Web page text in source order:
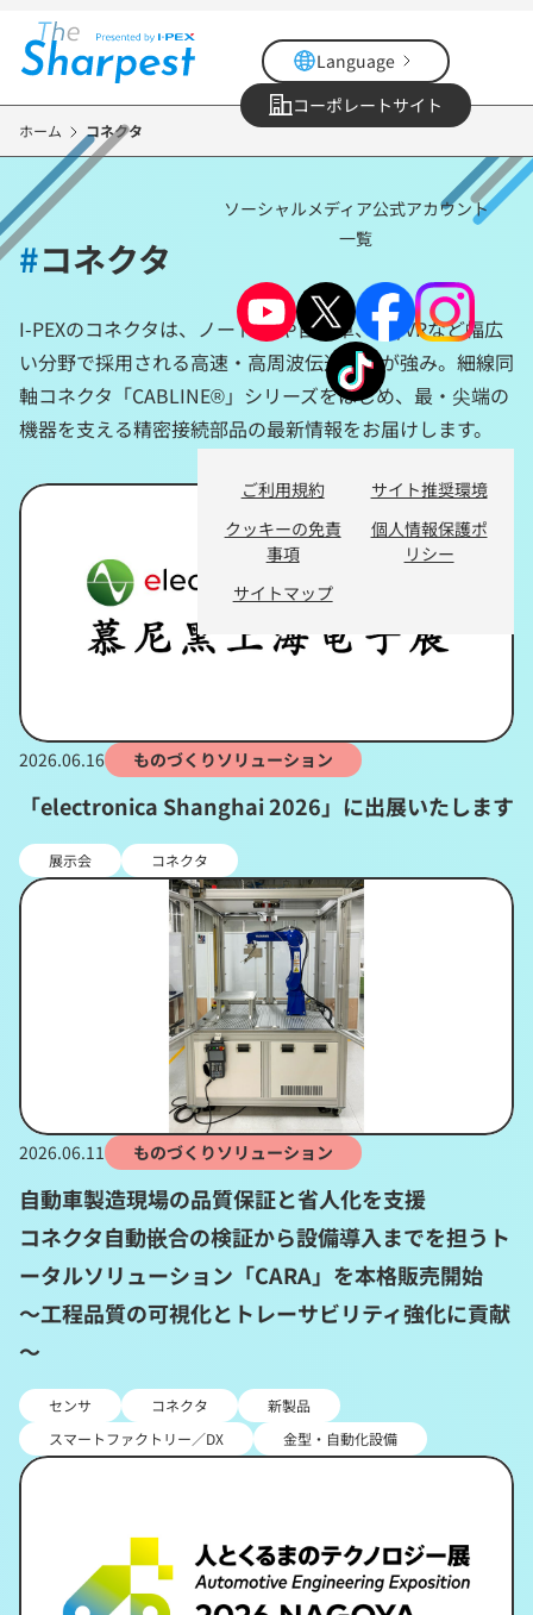
コ
テ
ツ
に
Language
コーポレートサイト
ソーシャルメディア公式アカウント
一覧
ご利用規約
サイト推奨環境
クッキーの免責
事項
個人情報保護ポ
リシー
サイトマップ
ホーム コネクタ
#コネクタ
I-PEXのコネクタは、ノートPCや自動車、AR/VRなど幅広
い分野で採用される高速・高周波伝送技術が強み。細線同
軸コネクタ「CABLINE®」シリーズをはじめ、最・尖端の
機器を支える精密接続部品の最新情報をお届けします。
2026.06.16 ものづくりソリューション
「electronica Shanghai 2026」に出展いたします
展示会 コネクタ
2026.06.11 ものづくりソリューション
自動車製造現場の品質保証と省人化を支援
コネクタ自動嵌合の検証から設備導入までを担うト
ータルソリューション「CARA」を本格販売開始
～工程品質の可視化とトレーサビリティ強化に貢献
～
センサ コネクタ
新製品
スマートファクトリー／DX
金型・自動化設備